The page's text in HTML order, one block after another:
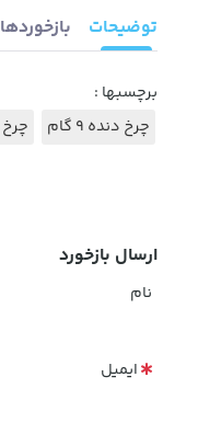
توضیحات بازخوردها
برچسبها :
چرخ دنده 9 گام
ارسال بازخورد
نام
ایمیل